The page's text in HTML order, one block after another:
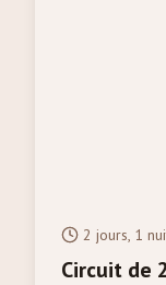
2 jours, 1
Circuit de